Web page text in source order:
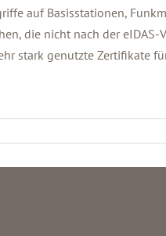
auf Basisstationen,
die nicht nach der
stark genutzte Zertifikate